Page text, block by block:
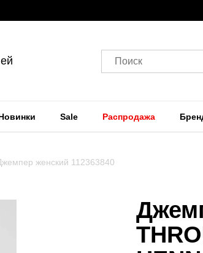
Поиск
Sale Распродажа
женский 112363840